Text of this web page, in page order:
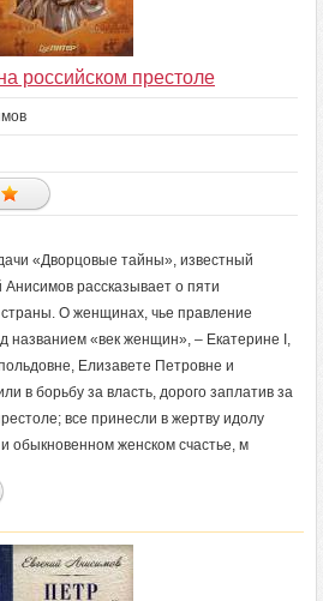
российском престоле
«Дворцовые тайны», известный
Анисимов рассказывает о пяти
О женщинах, чье правление
названием «век женщин», – Екатерине I,
Елизавете Петровне и
в борьбу за власть, дорого заплатив за
все принесли в жертву идолу
обыкновенном женском счастье, м